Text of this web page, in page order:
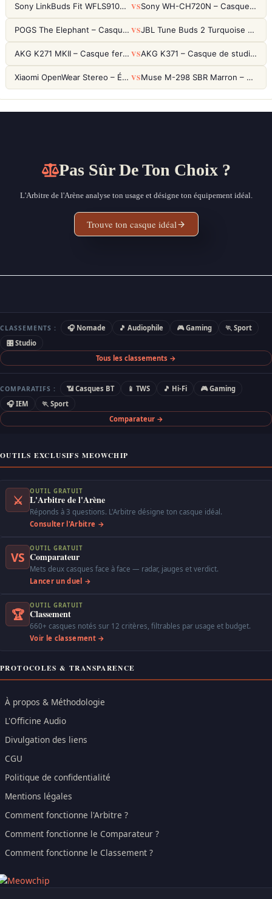
Sony LinkBuds Fit WFLS910NW Blanc – Écouteurs Sport Ailes ANC VS Sony WH-CH720N – Casque ANC 35h, Ultra-léger (192g) avec Processeur V1
POGS The Elephant – Casque Filaire Enfants 85dB POGS-Safe™ (Éco-Responsable) VS JBL Tune Buds 2 Turquoise – Écouteurs True Wireless avec ANC et autonomie 48h
AKG K271 MKII – Casque fermé studio fiable pour une écoute neutre VS AKG K371 – Casque de studio fermé 50mm titane, réponse 5Hz-50kHz
Xiaomi OpenWear Stereo – Écouteurs Open-Ear Hi-Res avec réduction de fuite sonore VS Muse M-298 SBR Marron – Casque Bluetooth ANC avec 66h d'autonomie
Pas Sûr De Ton Choix ?
L'Arbitre de l'Arène analyse ton usage et désigne ton équipement idéal.
Trouve ton casque idéal
CLASSEMENTS : 🎧 Nomade 🎵 Audiophile 🎮 Gaming
🏃 Sport
🎛 Studio
Tous les classements →
COMPARATIFS : 📶 Casques BT 📱 TWS 🎵 Hi-Fi
🎮 Gaming
🎧 IEM
🏃 Sport
Comparateur →
OUTILS EXCLUSIFS MEOWCHIP
⚔
OUTIL GRATUIT
L'Arbitre de l'Arène
Réponds à 3 questions. L'Arbitre désigne ton casque idéal.
Consulter l'Arbitre →
VS
OUTIL GRATUIT
Comparateur
Mets deux casques face à face — radar, jauges et verdict.
Lancer un duel →
🏆
OUTIL GRATUIT
Classement
660+ casques notés sur 12 critères, filtrables par usage et budget.
Voir le classement →
PROTOCOLES & TRANSPARENCE
À propos & Méthodologie
L'Officine Audio
Divulgation des liens
CGU
Politique de confidentialité
Mentions légales
Comment fonctionne l'Arbitre ?
Comment fonctionne le Comparateur ?
Comment fonctionne le Classement ?